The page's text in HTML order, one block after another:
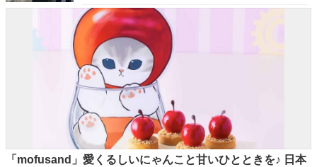
「mofusand」愛くるしいにゃんこと甘いひとときを♪ 日本